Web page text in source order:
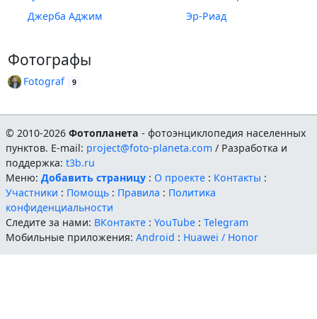
Джерба Аджим
Эр-Риад
Фотографы
Fotograf 9
© 2010-2026Фотопланета - фотоэнциклопедия населенных
пунктов. E-mail: project@foto-planeta.com / Разработка и
поддержка:t3b.ru
Меню:Добавить страницу : О проекте : Контакты :
Участники : Помощь : Правила : Политика
конфиденциальности
Следите за нами: ВКонтакте :YouTube :Telegram
Мобильные приложения:Android : Huawei / Honor